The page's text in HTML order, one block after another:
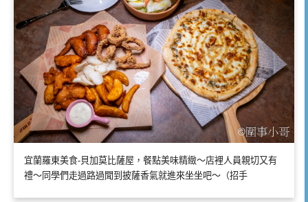
宜蘭羅東美食-貝加莫比薩屋，餐點美味精緻～店裡人員親切又有
禮～同學們走過路過聞到披薩香氣就進來坐坐吧～（招手